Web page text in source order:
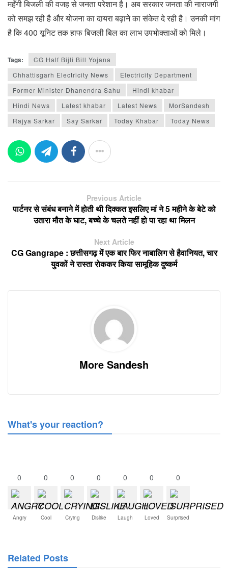
महँगी बिजली की वजह से जनता परेशान है। अब सरकार जनता की नाराजगी
को समझ रही है और योजना का दायरा बढ़ाने का संकेत दे रही है। उनकी मांग
है कि 400 यूनिट तक हाफ बिजली बिल का लाभ उपभोक्ताओं को मिले।
Tags:
CG Half Bijli Bill Yojana
Chhattisgarh Electricity News
Electricity Department
Former Minister Dhanendra Sahu
Hindi khabar
Hindi News
Latest khabar Latest News
MorSandesh
Rajya Sarkar
Say Sarkar Today Khabar Today News
Previous Article
पार्टनर से संबंध बनाने में होती थी दिक्कत इसलिए मां ने 5 महीने के बेटे को
उतारा मौत के घाट, बच्चे के चलते नहीं हो पा रहा था मिलन
Next Article
CG Gangrape : छत्तीसगढ़ में एक बार फिर नाबालिग से हैवानियत, चार
युवकों ने रास्ता रोककर किया सामूहिक दुष्कर्म
More Sandesh
What's your reaction?
0
Angry
0
Cool
0
Crying
0
Dislike
0
Laugh
0
Loved
0
Surprised
Related Posts